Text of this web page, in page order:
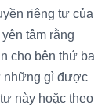
riêng tư của
tâm rằng
cho bên thứ ba
những gì được
này hoặc theo